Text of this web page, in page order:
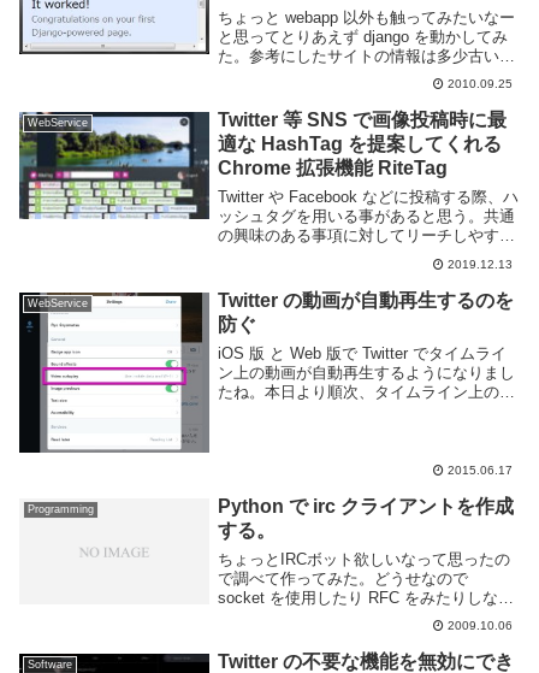
ちょっと webapp 以外も触ってみたいなー
と思ってとりあえず django を動かしてみ
た。参考にしたサイトの情報は多少古い
(Django0.96時代のもの)なので日本語訳に
するついでに新しいバージョン(Django1.1)
に対応してみ...
2010.09.25
WebService
Twitter 等 SNS で画像投稿時に最
適な HashTag を提案してくれる
Chrome 拡張機能 RiteTag
Twitter や Facebook などに投稿する際、ハ
ッシュタグを用いる事があると思う。共通
の興味のある事項に対してリーチしやすく
なるため、より多くのアクセスが見込める
便利なものではあるが、ハッシュタグは数
が多くどれを使うべきか悩んでし...
2019.12.13
WebService
Twitter の動画が自動再生するのを
防ぐ
iOS 版 と Web 版で Twitter でタイムライ
ン上の動画が自動再生するようになりまし
たね。本日より順次、タイムライン上の動
2015.06.17
Programming
Python で irc クライアントを作成
する。
ちょっとIRCボット欲しいなって思ったの
で調べて作ってみた。どうせなので
socket を使用したり RFC をみたりしなが
らやってみた。とはいっても一番参考にし
たのはぐぐって上にでてきた、Python で
シンプルな IRC クライアントを...
2009.10.06
Software
Twitter の不要な機能を無効にでき